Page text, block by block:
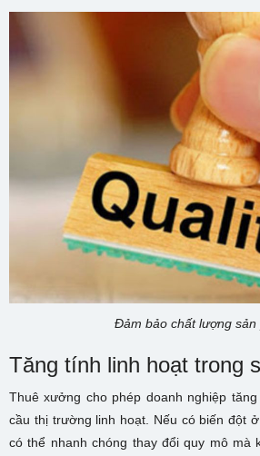
Đảm bảo chất lượng sản
Tăng tính linh hoạt trong
Thuê xưởng cho phép doanh nghiệp
cầu thị trường linh hoạt. Nếu có biến đột
có thể nhanh chóng thay đổi quy mô mà